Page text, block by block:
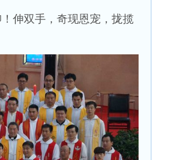
伸双手，奇现恩宠，拢揽